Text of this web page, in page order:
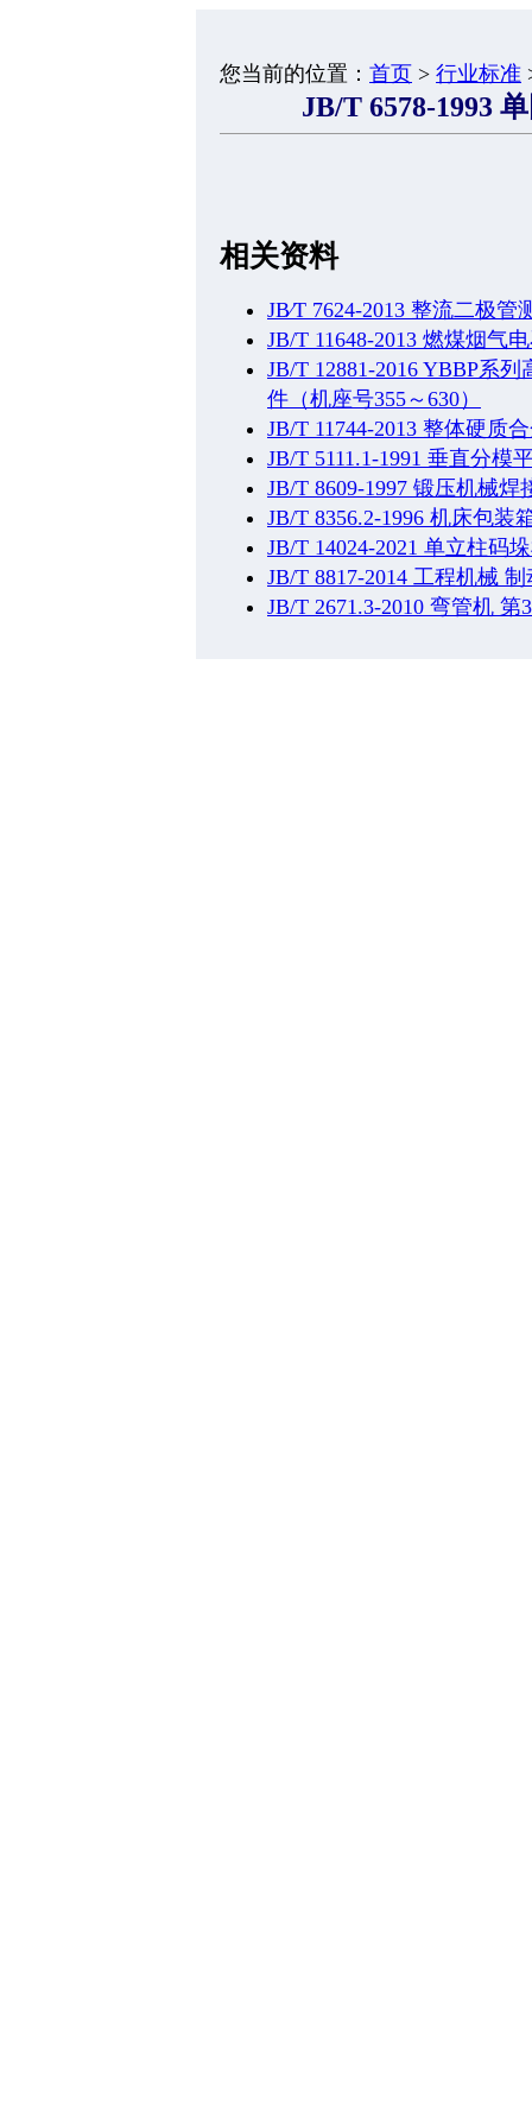
您当前的位置： 首页 > 行业标准
JB/T 6578-1993
相关资料
JB∕T 7624-2013 整流二极管
JB/T 11648-2013 燃煤烟气
JB/T 12881-2016 YBBP系
件（机座号355～630）
JB/T 11744-2013 整体硬质
JB/T 5111.1-1991 垂直分模
JB/T 8609-1997 锻压机械焊
JB/T 8356.2-1996 机床包装
JB/T 14024-2021 单立柱码
JB/T 8817-2014 工程机械
JB/T 2671.3-2010 弯管机